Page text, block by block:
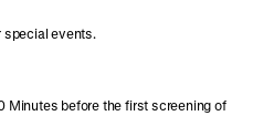
special events.
Minutes before the first screening of